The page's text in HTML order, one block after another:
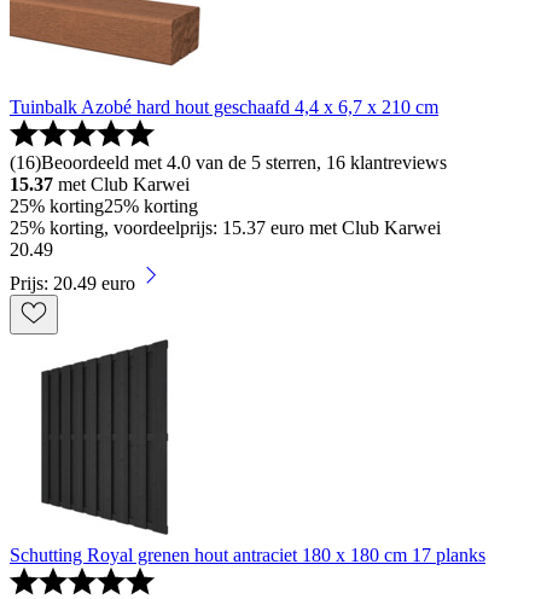
Tuinbalk Azobé hard hout geschaafd 4,4 x 6,7 x 210 cm
(16)Beoordeeld met 4.0 van de 5 sterren, 16 klantreviews
15.37 met Club Karwei
25% korting25% korting
25% korting, voordeelprijs: 15.37 euro met Club Karwei
20.49
Prijs: 20.49 euro
Schutting Royal grenen hout antraciet 180 x 180 cm 17 planks